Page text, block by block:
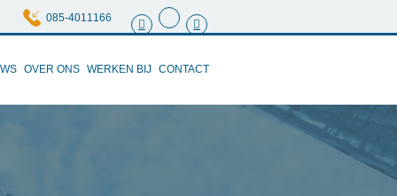
085-4011166
OVER ONS WERKEN BIJ CONTACT